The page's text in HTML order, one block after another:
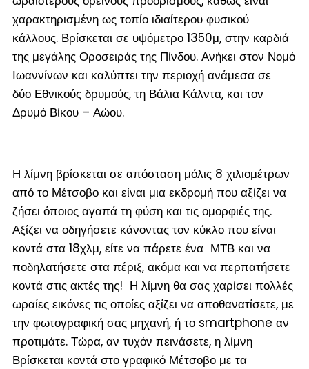
χαρακτηρισμένη ως τοπίο ιδιαίτερου φυσικού
κάλλους. Βρίσκεται σε υψόμετρο 1350μ, στην καρδιά
της μεγάλης Οροσειράς της Πίνδου. Ανήκει στον Νομό
Ιωαννίνων και καλύπτει την περιοχή ανάμεσα σε
δύο Εθνικούς δρυμούς, τη Βάλια Κάλντα, και τον
Δρυμό Βίκου – Αώου.
Η λίμνη βρίσκεται σε απόσταση μόλις 8 χιλιομέτρων
από το Μέτσοβο και είναι μια εκδρομή που αξίζει να
ζήσει όποιος αγαπά τη φύση και τις ομορφιές της.
Αξίζει να οδηγήσετε κάνοντας τον κύκλο που είναι
κοντά στα 18χλμ, είτε να πάρετε ένα ΜΤΒ και να
ποδηλατήσετε στα πέριξ, ακόμα και να περπατήσετε
κοντά στις ακτές της! Η λίμνη θα σας χαρίσει πολλές
ωραίες εικόνες τις οποίες αξίζει να αποθανατίσετε, με
την φωτογραφική σας μηχανή, ή το smartphone αν
προτιμάτε. Τώρα, αν τυχόν πεινάσετε, η λίμνη
Βρίσκεται κοντά στο γραφικό Μέτσοβο με τα